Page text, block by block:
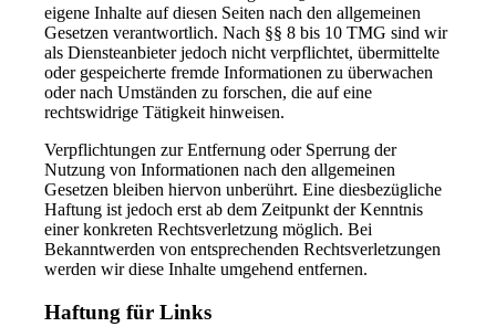
eigene Inhalte auf diesen Seiten nach den allgemeinen
Gesetzen verantwortlich. Nach §§ 8 bis 10 TMG sind wir
als Diensteanbieter jedoch nicht verpflichtet, übermittelte
oder gespeicherte fremde Informationen zu überwachen
oder nach Umständen zu forschen, die auf eine
rechtswidrige Tätigkeit hinweisen.
Verpflichtungen zur Entfernung oder Sperrung der
Nutzung von Informationen nach den allgemeinen
Gesetzen bleiben hiervon unberührt. Eine diesbezügliche
Haftung ist jedoch erst ab dem Zeitpunkt der Kenntnis
einer konkreten Rechtsverletzung möglich. Bei
Bekanntwerden von entsprechenden Rechtsverletzungen
werden wir diese Inhalte umgehend entfernen.
Haftung für Links